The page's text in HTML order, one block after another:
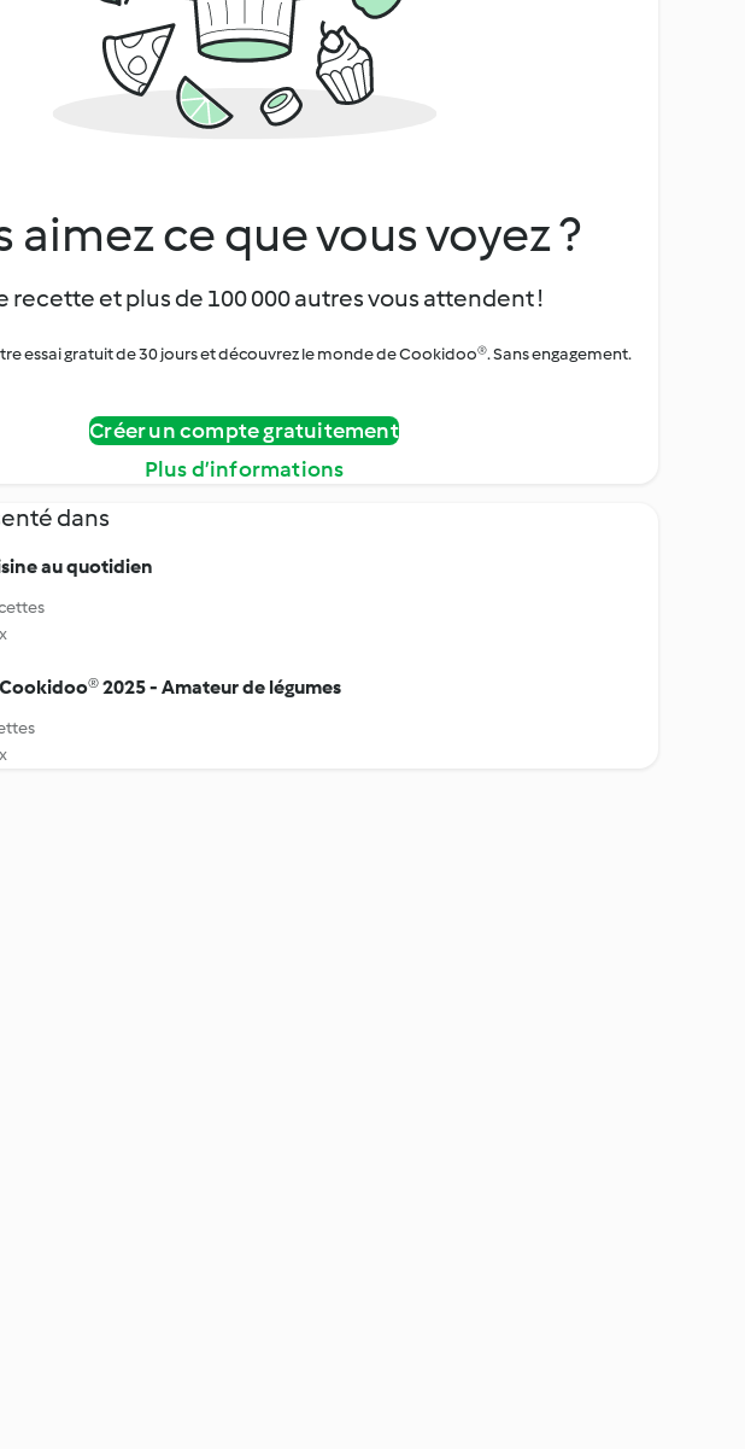
aimez ce que vous voyez ?
recette et plus de 100 000 autres vous attendent !
essai gratuit de 30 jours et découvrez le monde de Cookidoo®. Sans engagement.
Créer un compte gratuitement
Plus d’informations
dans
au quotidien
2025 - Amateur de légumes